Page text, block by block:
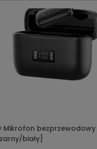
Mikrofon bezprzewodowy
biały]